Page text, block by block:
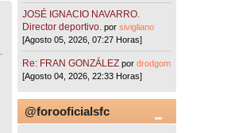
JOSÉ IGNACIO NAVARRO.
Director deportivo. porsivigliano
[Agosto 05, 2026, 07:27 Horas]
Re: FRAN GONZÁLEZ pordrodgom
[Agosto 04, 2026, 22:33 Horas]
@forooficialsfc